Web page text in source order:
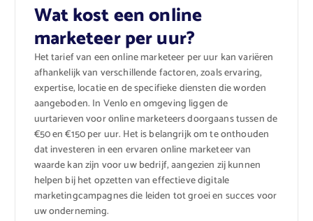
Wat kost een online
marketeer per uur?
Het tarief van een online marketeer per uur kan variëren
afhankelijk van verschillende factoren, zoals ervaring,
expertise, locatie en de specifieke diensten die worden
aangeboden. In Venlo en omgeving liggen de
uurtarieven voor online marketeers doorgaans tussen de
€50 en €150 per uur. Het is belangrijk om te onthouden
dat investeren in een ervaren online marketeer van
waarde kan zijn voor uw bedrijf, aangezien zij kunnen
helpen bij het opzetten van effectieve digitale
marketingcampagnes die leiden tot groei en succes voor
uw onderneming.